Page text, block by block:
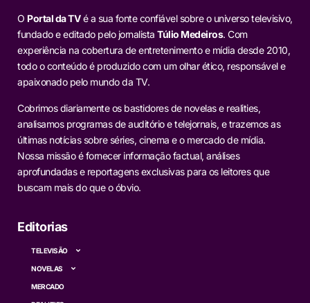
O Portal da TVé a sua fonte confiável sobre o universo televisivo,
fundado e editado pelo jornalista Túlio Medeiros. Com
experiência na cobertura de entretenimento e mídia desde 2010,
todo o conteúdo é produzido com um olhar ético, responsável e
apaixonado pelo mundo da TV.
Cobrimos diariamente os bastidores de novelas e realities,
analisamos programas de auditório e telejornais, e trazemos as
últimas notícias sobre séries, cinema e o mercado de mídia.
Nossa missão é fornecer informação factual, análises
aprofundadas e reportagens exclusivas para os leitores que
buscam mais do que o óbvio.
Editorias
TELEVISÃO
NOVELAS
MERCADO